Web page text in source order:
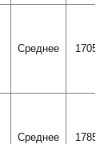
Среднее
Среднее